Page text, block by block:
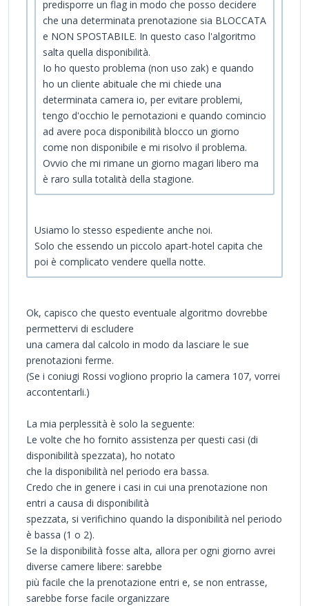
predisporre un flag in modo che posso decidere
che una determinata prenotazione sia BLOCCATA
e NON SPOSTABILE. In questo caso l'algoritmo
salta quella disponibilità.
Io ho questo problema (non uso zak) e quando
ho un cliente abituale che mi chiede una
determinata camera io, per evitare problemi,
tengo d'occhio le pernotazioni e quando comincio
ad avere poca disponibilità blocco un giorno
come non disponibile e mi risolvo il problema.
Ovvio che mi rimane un giorno magari libero ma
è raro sulla totalità della stagione.
Usiamo lo stesso espediente anche noi.
Solo che essendo un piccolo apart-hotel capita che
poi è complicato vendere quella notte.
Ok, capisco che questo eventuale algoritmo dovrebbe
permettervi di escludere
una camera dal calcolo in modo da lasciare le sue
prenotazioni ferme.
(Se i coniugi Rossi vogliono proprio la camera 107, vorrei
accontentarli.)
La mia perplessità è solo la seguente:
Le volte che ho fornito assistenza per questi casi (di
disponibilità spezzata), ho notato
che la disponibilità nel periodo era bassa.
Credo che in genere i casi in cui una prenotazione non
entri a causa di disponibilità
spezzata, si verifichino quando la disponibilità nel periodo
è bassa (1 o 2).
Se la disponibilità fosse alta, allora per ogni giorno avrei
diverse camere libere: sarebbe
più facile che la prenotazione entri e, se non entrasse,
sarebbe forse facile organizzare